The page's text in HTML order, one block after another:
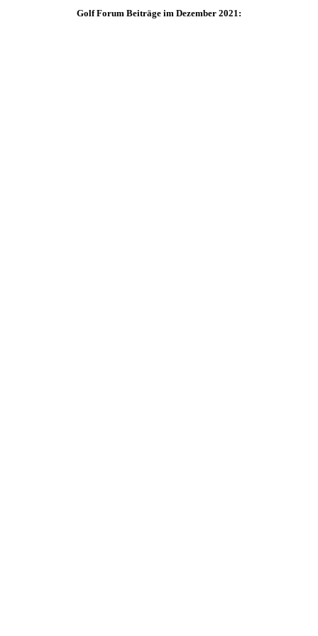
Golf Forum Beiträge im Dezember 2021: